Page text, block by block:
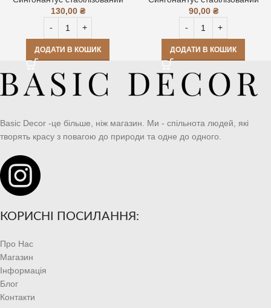
130,00 ₴
ДОДАТИ В КОШИК
90,00 ₴
ДОДАТИ В КОШИК
Basic Decor -це більше, ніж магазин. Ми - спільнота людей, які
творять красу з повагою до природи та одне до одного.
КОРИСНІ ПОСИЛАННЯ:
Про Нас
Магазин
Інформація
Блог
Контакти